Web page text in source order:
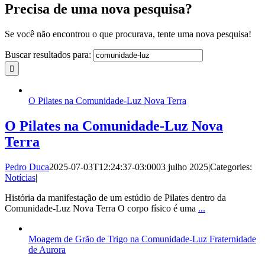
Precisa de uma nova pesquisa?
Se você não encontrou o que procurava, tente uma nova pesquisa!
Buscar resultados para:
O Pilates na Comunidade-Luz Nova Terra
O Pilates na Comunidade-Luz Nova
Terra
Pedro Duca2025-07-03T12:24:37-03:0003 julho 2025|Categories:
Notícias|
História da manifestação de um estúdio de Pilates dentro da
Comunidade-Luz Nova Terra O corpo físico é uma ...
Moagem de Grão de Trigo na Comunidade-Luz Fraternidade
de Aurora